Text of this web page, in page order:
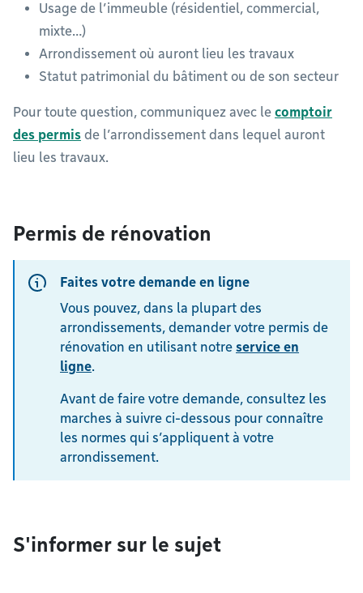
Usage de l’immeuble (résidentiel, commercial,
mixte…)
Arrondissement où auront lieu les travaux
Statut patrimonial du bâtiment ou de son secteur
Pour toute question, communiquez avec le comptoir
des permis de l’arrondissement dans lequel auront
lieu les travaux.
Permis de rénovation
Faites votre demande en ligne
Vous pouvez, dans la plupart des
arrondissements, demander votre permis de
rénovation en utilisant notre service en
ligne.
Avant de faire votre demande, consultez les
marches à suivre ci-dessous pour connaître
les normes qui s’appliquent à votre
arrondissement.
S'informer sur le sujet